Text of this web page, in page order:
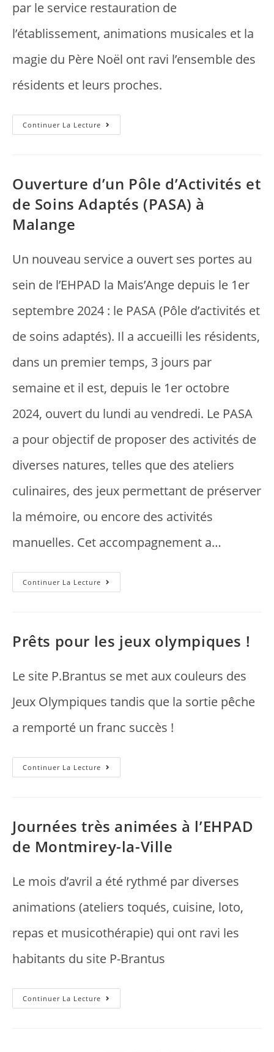
par le service restauration de
l’établissement, animations musicales et la
magie du Père Noël ont ravi l’ensemble des
résidents et leurs proches.
Continuer La Lecture
Ouverture d’un Pôle d’Activités et
de Soins Adaptés (PASA) à
Malange
Un nouveau service a ouvert ses portes au
sein de l’EHPAD la Mais’Ange depuis le 1er
septembre 2024 : le PASA (Pôle d’activités et
de soins adaptés). Il a accueilli les résidents,
dans un premier temps, 3 jours par
semaine et il est, depuis le 1er octobre
2024, ouvert du lundi au vendredi. Le PASA
a pour objectif de proposer des activités de
diverses natures, telles que des ateliers
culinaires, des jeux permettant de préserver
la mémoire, ou encore des activités
manuelles. Cet accompagnement a…
Continuer La Lecture
Prêts pour les jeux olympiques !
Le site P.Brantus se met aux couleurs des
Jeux Olympiques tandis que la sortie pêche
a remporté un franc succès !
Continuer La Lecture
Journées très animées à l’EHPAD
de Montmirey-la-Ville
Le mois d’avril a été rythmé par diverses
animations (ateliers toqués, cuisine, loto,
repas et musicothérapie) qui ont ravi les
habitants du site P-Brantus
Continuer La Lecture